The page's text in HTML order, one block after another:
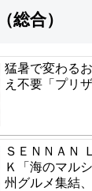
総合）
猛暑で変わる
え不要「プリ
ＳＥＮＮＡＮ
Ｋ「海のマル
州グルメ集結